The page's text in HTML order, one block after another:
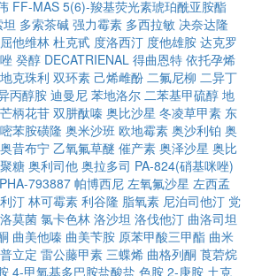
FF-MAS 5(6)-羧基荧光素琥珀酰亚胺酯
多索茶碱 强力霉素 多西拉敏 决奈达隆
屈他维林 杜克甙 度洛西汀 度他雄胺 达克罗
癸醇 DECATRIENAL 得曲恩特 依托孕烯
地克珠利 双环素 己烯雌酚 二氟尼柳 二异丁
丙醇胺 迪曼尼 苯地洛尔 二苯基甲硫醇 地
芒柄花苷 双肼酞嗪 奥比沙星 冬凌草甲素 东
嘧苯胺磺隆 奥米沙班 欧地霉素 奥沙利铂 奥
奥昔布宁 乙氧氟草醚 催产素 奥泽沙星 奥比
糖 奥利司他 奥拉多司 PA-824(硝基咪唑)
PHA-793887 帕博西尼 左氧氟沙星 左西孟
汀 林可霉素 利谷隆 脂氧素 尼泊司他汀 党
洛莫菌 氯卡色林 洛沙坦 洛伐他汀 曲洛司坦
曲美他嗪 曲美苄胺 原苯甲酸三甲酯 曲米
立定 雷公藤甲素 三蝶烯 曲格列酮 莨菪烷
4-甲氧基多巴胺盐酸盐 色胺 2-庚胺 土克